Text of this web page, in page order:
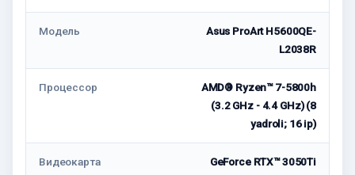
Модель
Asus ProArt H5600QE-
L2038R
Процессор
AMD® Ryzen™ 7-5800h
(3.2 GHz - 4.4 GHz) (8
yadroli; 16 ip)
Видеокарта
GeForce RTX™ 3050Ti